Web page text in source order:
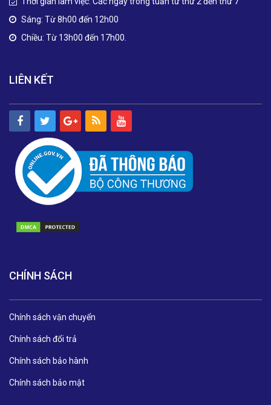
Sáng: Từ 8h00 đến 12h00
Chiều: Từ 13h00 đến 17h00.
LIÊN KẾT
CHÍNH SÁCH
Chính sách vận chuyển
Chính sách đổi trả
Chính sách bảo hành
Chính sách bảo mật